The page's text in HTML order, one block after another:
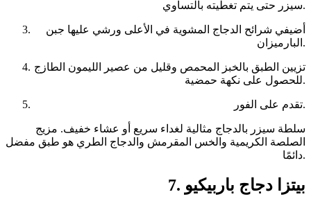
سيزر حتى يتم تغطيته بالتساوي.
أضيفي شرائح الدجاج المشوية في الأعلى ورشي عليها جبن
البارميزان.
تزيين الطبق بالخبز المحمص وقليل من عصير الليمون الطازج
للحصول على نكهة حمضية.
تقدم على الفور.
سلطة سيزر بالدجاج مثالية لغداء سريع أو عشاء خفيف. مزيج
الصلصة الكريمية والخس المقرمش والدجاج الطري هو طبق مفضل
دائمًا.
7. بيتزا دجاج باربيكيو